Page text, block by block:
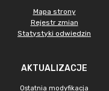
Mapa strony
Rejestr zmian
Statystyki odwiedzin
AKTUALIZACJE
Ostatnia modyfikacja